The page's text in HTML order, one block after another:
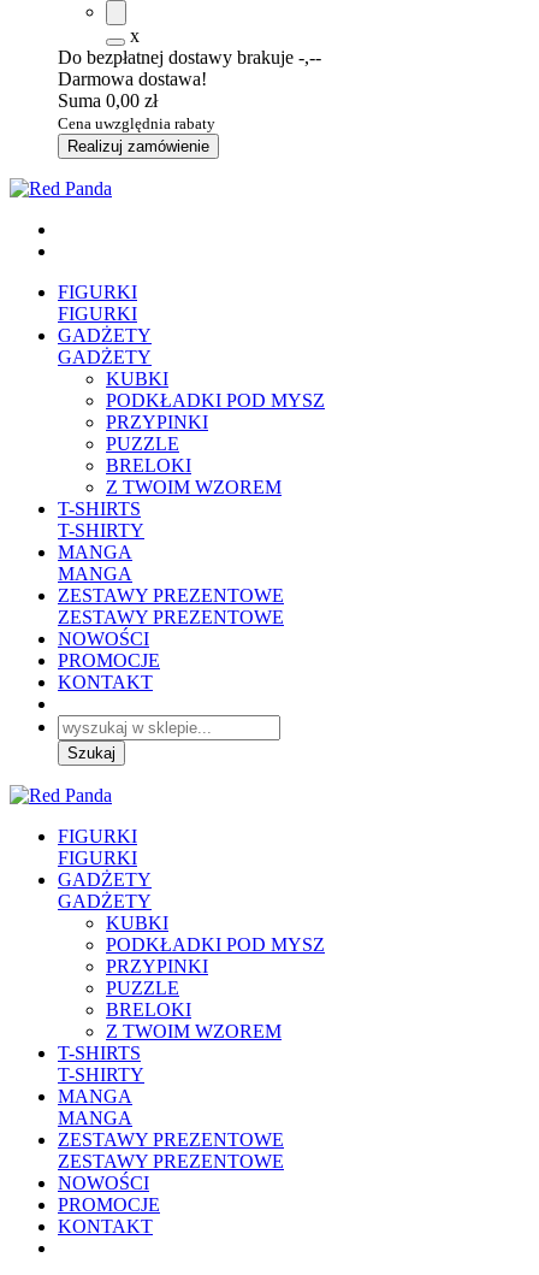
x
Do bezpłatnej dostawy brakuje -,--
Darmowa dostawa!
Suma 0,00 zł
Cena uwzględnia rabaty
Realizuj zamówienie
FIGURKI
FIGURKI
GADŻETY
GADŻETY
KUBKI
PODKŁADKI POD MYSZ
PRZYPINKI
PUZZLE
BRELOKI
Z TWOIM WZOREM
T-SHIRTS
T-SHIRTY
MANGA
MANGA
ZESTAWY PREZENTOWE
ZESTAWY PREZENTOWE
NOWOŚCI
PROMOCJE
KONTAKT
FIGURKI
FIGURKI
GADŻETY
GADŻETY
KUBKI
PODKŁADKI POD MYSZ
PRZYPINKI
PUZZLE
BRELOKI
Z TWOIM WZOREM
T-SHIRTS
T-SHIRTY
MANGA
MANGA
ZESTAWY PREZENTOWE
ZESTAWY PREZENTOWE
NOWOŚCI
PROMOCJE
KONTAKT